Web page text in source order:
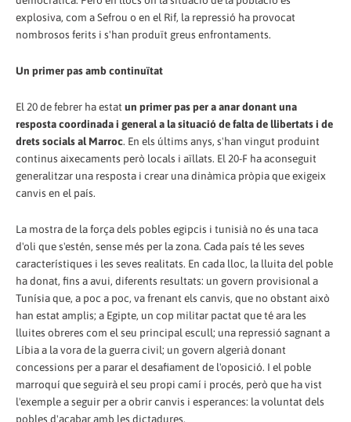
explosiva, com a Sefrou o en el Rif, la repressió ha provocat
nombrosos ferits i s'han produït greus enfrontaments.
Un primer pas amb continuïtat
El 20 de febrer ha estatun primer pas per a anar donant una
resposta coordinada i general a la situació de falta de llibertats i de
drets socials al Marroc. En els últims anys, s'han vingut produint
continus aixecaments però locals i aïllats. El 20-F ha aconseguit
generalitzar una resposta i crear una dinàmica pròpia que exigeix
canvis en el país.
La mostra de la força dels pobles egipcis i tunisià no és una taca
d'oli que s'estén, sense més per la zona. Cada país té les seves
característiques i les seves realitats. En cada lloc, la lluita del poble
ha donat, fins a avui, diferents resultats: un govern provisional a
Tunísia que, a poc a poc, va frenant els canvis, que no obstant això
han estat amplis; a Egipte, un cop militar pactat que té ara les
lluites obreres com el seu principal escull; una repressió sagnant a
Líbia a la vora de la guerra civil; un govern algerià donant
concessions per a parar el desafiament de l'oposició. I el poble
marroquí que seguirà el seu propi camí i procés, però que ha vist
l'exemple a seguir per a obrir canvis i esperances: la voluntat dels
pobles d'acabar amb les dictadures.